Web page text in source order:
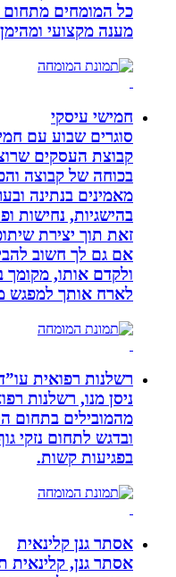
כל המומחים מתחום
מענה מקצועי ומהימן
חמישי עיסקי
סוגרים שבוע עם
קבוצת העסקים
בכוחה של קבוצה
מאמינים בנתינה
בהישגיות, נחישות
זאת תוך יצירת
אם גם לך חשוב
ולקדם אותו, מקומך
לארח אותך למפגש
רשלנות רפואית עו”ד
ניסן מנו, רשלנות
מהמובילים בתחום
ובדגש לתחום נזקי
בפגיעות קשות.
אסתר גנן קלינאית
אסתר גנן, קלינאית